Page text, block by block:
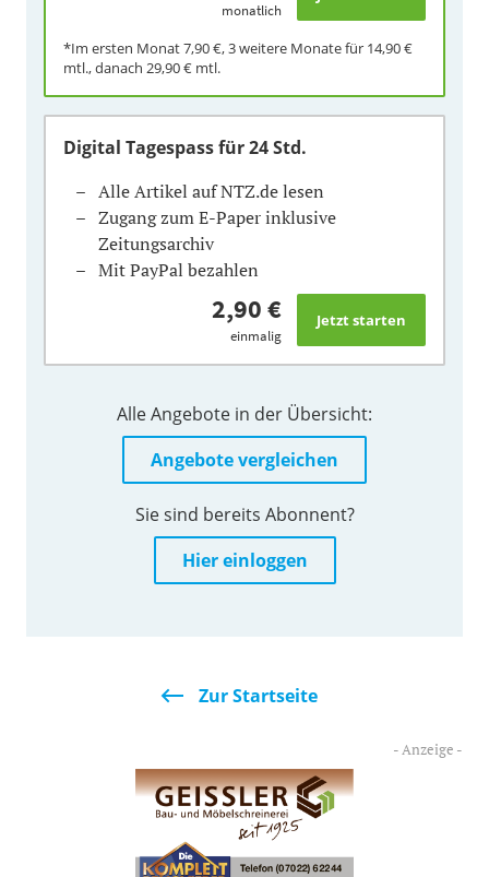
monatlich
*Im ersten Monat7,90 €, 3 weitere Monate für 14,90 €
mtl., danach 29,90 € mtl.
Digital Tagespassfür 24 Std.
Alle Artikel auf NTZ.de lesen
Zugang zum E-Paper inklusive
Zeitungsarchiv
Mit PayPal bezahlen
2,90 €
einmalig
Alle Angebote in der Übersicht:
Angebote vergleichen
Sie sind bereits Abonnent?
Hier einloggen
Zur Startseite